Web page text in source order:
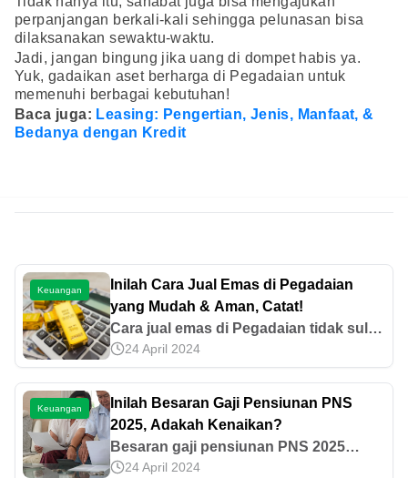
perpanjangan berkali-kali sehingga pelunasan bisa
dilaksanakan sewaktu-waktu.
Jadi, jangan bingung jika uang di dompet habis ya.
Yuk, gadaikan aset berharga di Pegadaian untuk
memenuhi berbagai kebutuhan!
Baca juga: Leasing: Pengertian, Jenis, Manfaat, &
Bedanya dengan Kredit
Keuangan
Inilah Cara Jual Emas di Pegadaian
yang Mudah & Aman, Catat!
Cara jual emas di Pegadaian tidak sulit
untuk dilakukan. Bahkan, kamu dapat
menjual emas lewat aplikasi Pegadaian
Digital. Yuk, ketahui lebih lanjut di sini!
24 April 2024
Keuangan
Inilah Besaran Gaji Pensiunan PNS
2025, Adakah Kenaikan?
Besaran gaji pensiunan PNS 2025
hingga jadwal pencairannya telah
24 April 2024